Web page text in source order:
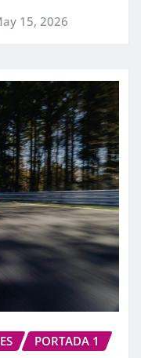
15, 2026
PORTADA 1